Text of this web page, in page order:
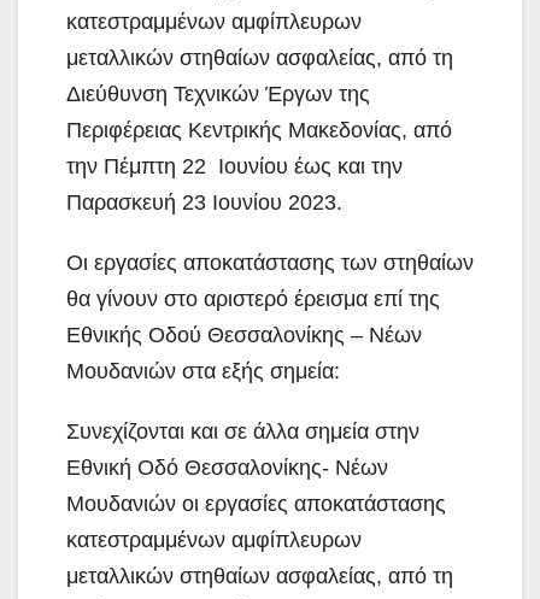
κατεστραμμένων αμφίπλευρων
μεταλλικών στηθαίων ασφαλείας, από τη
Διεύθυνση Τεχνικών Έργων της
Περιφέρειας Κεντρικής Μακεδονίας, από
την Πέμπτη 22 Ιουνίου έως και την
Παρασκευή 23 Ιουνίου 2023.
Οι εργασίες αποκατάστασης των στηθαίων
θα γίνουν στο αριστερό έρεισμα επί της
Εθνικής Οδού Θεσσαλονίκης – Νέων
Μουδανιών στα εξής σημεία:
Συνεχίζονται και σε άλλα σημεία στην
Εθνική Οδό Θεσσαλονίκης- Νέων
Μουδανιών οι εργασίες αποκατάστασης
κατεστραμμένων αμφίπλευρων
μεταλλικών στηθαίων ασφαλείας, από τη